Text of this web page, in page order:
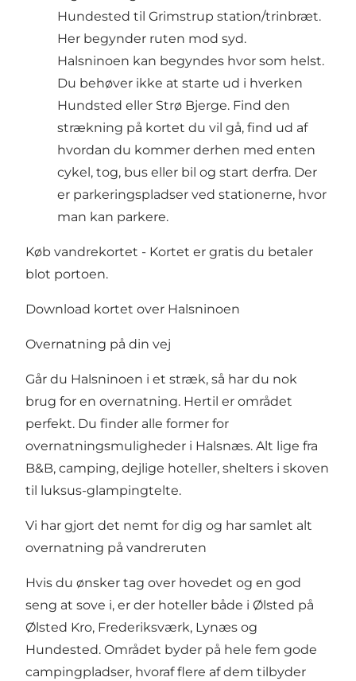
Hundested til Grimstrup station/trinbræt.
Her begynder ruten mod syd.
Halsninoen kan begyndes hvor som helst.
Du behøver ikke at starte ud i hverken
Hundsted eller Strø Bjerge. Find den
strækning på kortet du vil gå, find ud af
hvordan du kommer derhen med enten
cykel, tog, bus eller bil og start derfra. Der
er parkeringspladser ved stationerne, hvor
man kan parkere.
Køb vandrekortet - Kortet er gratis du betaler
blot portoen.
Download kortet over Halsninoen
Overnatning på din vej
Går du Halsninoen i et stræk, så har du nok
brug for en overnatning. Hertil er området
perfekt. Du finder alle former for
overnatningsmuligheder i Halsnæs. Alt lige fra
B&B, camping, dejlige hoteller, shelters i skoven
til luksus-glampingtelte.
Vi har gjort det nemt for dig og har samlet alt
overnatning på vandreruten
Hvis du ønsker tag over hovedet og en god
seng at sove i, er der hoteller både i Ølsted på
Ølsted Kro, Frederiksværk, Lynæs og
Hundested. Området byder på hele fem gode
campingpladser, hvoraf flere af dem tilbyder